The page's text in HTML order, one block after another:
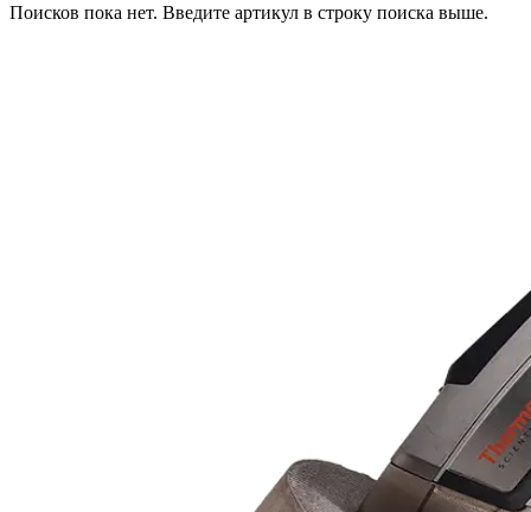
Поисков пока нет. Введите артикул в строку поиска выше.